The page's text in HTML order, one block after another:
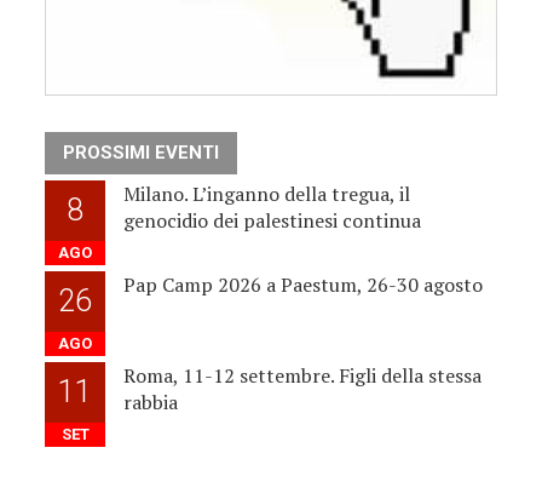
PROSSIMI EVENTI
8
AGO
Milano. L’inganno della tregua, il
genocidio dei palestinesi continua
26
AGO
Pap Camp 2026 a Paestum, 26-30 agosto
11
SET
Roma, 11-12 settembre. Figli della stessa
rabbia